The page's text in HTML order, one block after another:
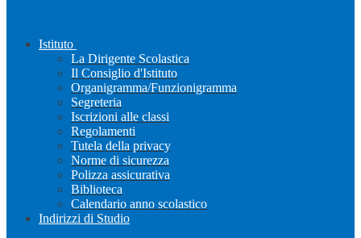
Istituto
La Dirigente Scolastica
Il Consiglio d'Istituto
Organigramma/Funzionigramma
Segreteria
Iscrizioni alle classi
Regolamenti
Tutela della privacy
Norme di sicurezza
Polizza assicurativa
Biblioteca
Calendario anno scolastico
Indirizzi di Studio